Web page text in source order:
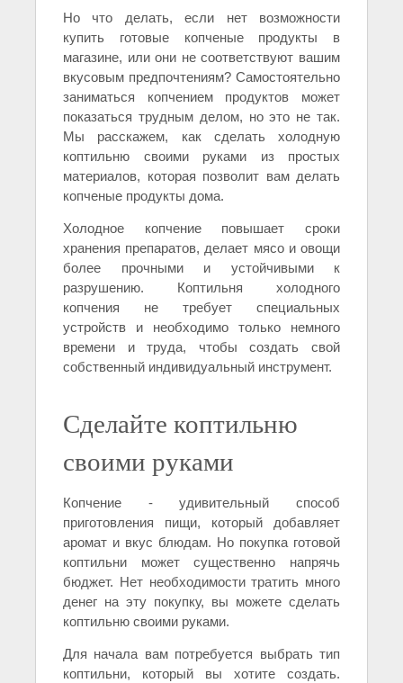
Но что делать, если нет возможности
купить готовые копченые продукты в
магазине, или они не соответствуют вашим
вкусовым предпочтениям? Самостоятельно
заниматься копчением продуктов может
показаться трудным делом, но это не так.
Мы расскажем, как сделать холодную
коптильню своими руками из простых
материалов, которая позволит вам делать
копченые продукты дома.
Холодное копчение повышает сроки
хранения препаратов, делает мясо и овощи
более прочными и устойчивыми к
разрушению. Коптильня холодного
копчения не требует специальных
устройств и необходимо только немного
времени и труда, чтобы создать свой
собственный индивидуальный инструмент.
Сделайте коптильню
своими руками
Копчение - удивительный способ
приготовления пищи, который добавляет
аромат и вкус блюдам. Но покупка готовой
коптильни может существенно напрячь
бюджет. Нет необходимости тратить много
денег на эту покупку, вы можете сделать
коптильню своими руками.
Для начала вам потребуется выбрать тип
коптильни, который вы хотите создать.